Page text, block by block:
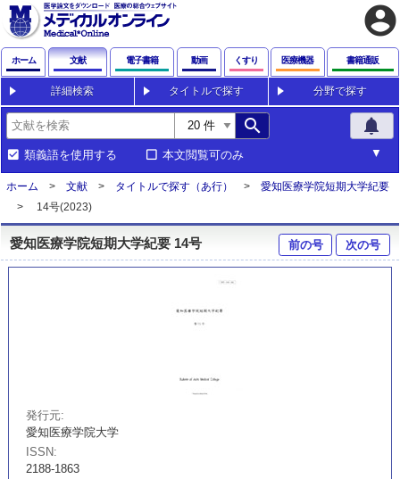
account_circle
ホーム 文献 電子書籍 動画 くすり 医療機器 書籍通販
詳細検索 タイトルで探す 分野で探す
search notifications
類義語を使用する 本文閲覧可のみ
ホーム 文献 タイトルで探す（あ行）
愛知医療学院短期大学紀要
14号(2023)
愛知医療学院短期大学紀要 14号 前の号 次の号
発行元
愛知医療学院大学
ISSN
2188-1863